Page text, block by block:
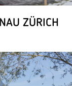
ZÜRICH